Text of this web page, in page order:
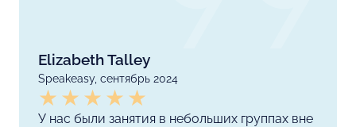
Elizabeth Talley
Speakeasy, сентябрь 2024
У нас были занятия в небольших группах вне